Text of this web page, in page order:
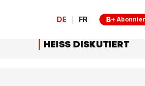
DE FR
HEISS DISKUTIERT